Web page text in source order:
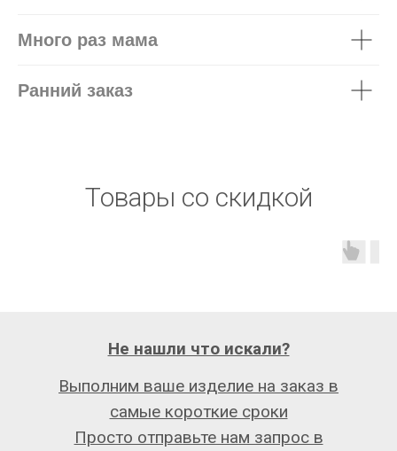
Много раз мама
Ранний заказ
Товары со скидкой
Выполним ваше изделие на заказ в
самые короткие сроки
Просто отправьте нам запрос в
Не нашли что искали?